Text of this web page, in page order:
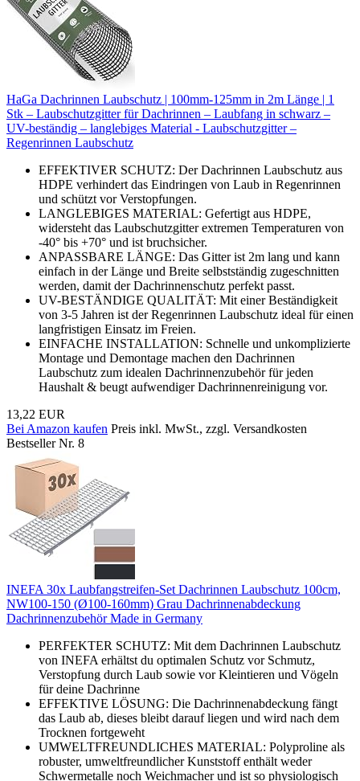
HaGa Dachrinnen Laubschutz | 100mm-125mm in 2m Länge | 1
Stk – Laubschutzgitter für Dachrinnen – Laubfang in schwarz –
UV-beständig – langlebiges Material - Laubschutzgitter –
Regenrinnen Laubschutz
EFFEKTIVER SCHUTZ: Der Dachrinnen Laubschutz aus
HDPE verhindert das Eindringen von Laub in Regenrinnen
und schützt vor Verstopfungen.
LANGLEBIGES MATERIAL: Gefertigt aus HDPE,
widersteht das Laubschutzgitter extremen Temperaturen von
-40° bis +70° und ist bruchsicher.
ANPASSBARE LÄNGE: Das Gitter ist 2m lang und kann
einfach in der Länge und Breite selbstständig zugeschnitten
werden, damit der Dachrinnenschutz perfekt passt.
UV-BESTÄNDIGE QUALITÄT: Mit einer Beständigkeit
von 3-5 Jahren ist der Regenrinnen Laubschutz ideal für einen
langfristigen Einsatz im Freien.
EINFACHE INSTALLATION: Schnelle und unkomplizierte
Montage und Demontage machen den Dachrinnen
Laubschutz zum idealen Dachrinnenzubehör für jeden
Haushalt & beugt aufwendiger Dachrinnenreinigung vor.
13,22 EUR
Bei Amazon kaufen Preis inkl. MwSt., zzgl. Versandkosten
Bestseller Nr. 8
INEFA 30x Laubfangstreifen-Set Dachrinnen Laubschutz 100cm,
NW100-150 (Ø100-160mm) Grau Dachrinnenabdeckung
Dachrinnenzubehör Made in Germany
PERFEKTER SCHUTZ: Mit dem Dachrinnen Laubschutz
von INEFA erhältst du optimalen Schutz vor Schmutz,
Verstopfung durch Laub sowie vor Kleintieren und Vögeln
für deine Dachrinne
EFFEKTIVE LÖSUNG: Die Dachrinnenabdeckung fängt
das Laub ab, dieses bleibt darauf liegen und wird nach dem
Trocknen fortgeweht
UMWELTFREUNDLICHES MATERIAL: Polyproline als
robuster, umweltfreundlicher Kunststoff enthält weder
Schwermetalle noch Weichmacher und ist so physiologisch